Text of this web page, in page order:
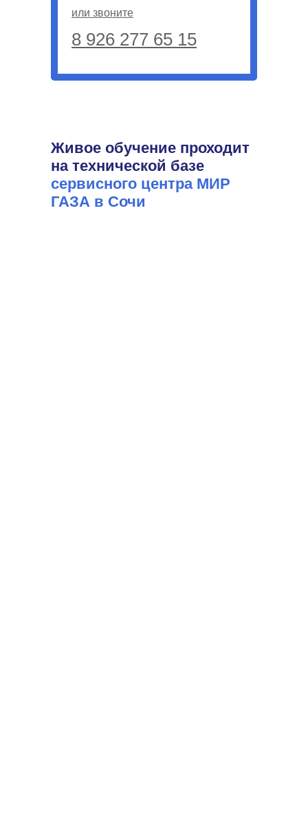
или звоните
8 926 277 65 15
Живое обучение проходит
на технической базе
сервисного центра МИР
ГАЗА в Сочи